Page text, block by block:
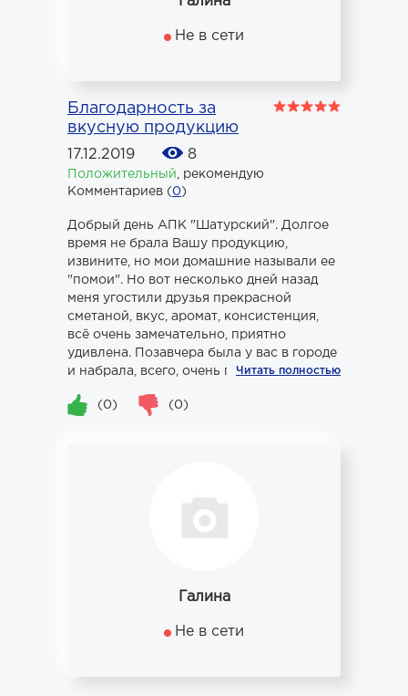
Не в сети
Благодарность за
вкусную продукцию
17.12.2019 8
Положительный
рекомендую
Комментариев (0)
Добрый день АПК "Шатурский". Долгое
время не брала Вашу продукцию,
извините, но мои домашние называли ее
"помои". Но вот несколько дней назад
меня угостили друзья прекрасной
сметаной, вкус, аромат, консистенция,
всё очень замечательно, приятно
удивлена. Позавчера была у вас в городе
и набрала, всего, очень по...Читать полностью
(0) (0)
Галина
Не в сети